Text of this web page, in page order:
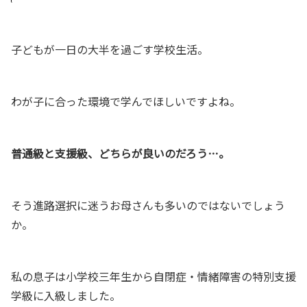
子どもが一日の大半を過ごす学校生活。
わが子に合った環境で学んでほしいですよね。
普通級と支援級、どちらが良いのだろう…。
そう進路選択に迷うお母さんも多いのではないでしょう
か。
私の息子は小学校三年生から自閉症・情緒障害の特別支援
学級に入級しました。